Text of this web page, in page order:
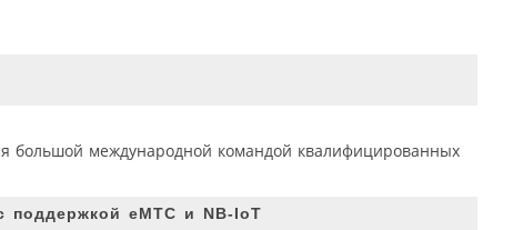
большой международной командой квалифицированных
поддержкой eMTC и NB-IoT